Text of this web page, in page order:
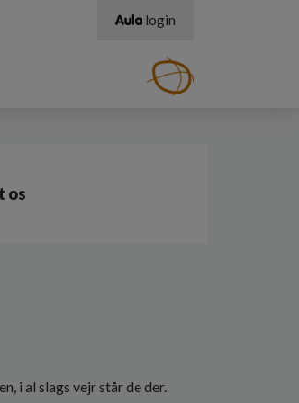
login
os
i al slags vejr står de der.